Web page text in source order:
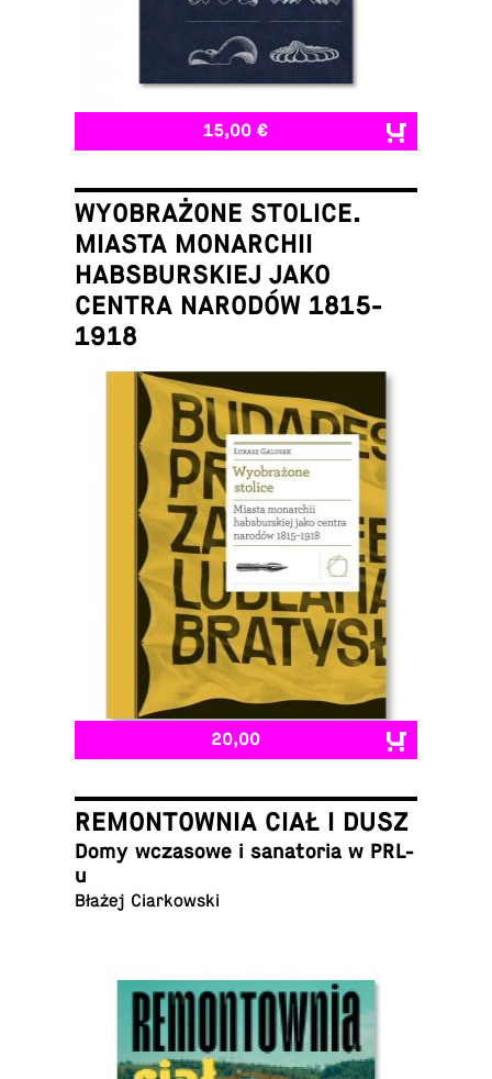
15,00 €
WYOBRAŻONE STOLICE.
MIASTA MONARCHII
HABSBURSKIEJ JAKO
CENTRA NARODÓW 1815-
1918
Łukasz Galusek
20,00
REMONTOWNIA CIAŁ I DUSZ
Domy wcza­sowe i sana­to­ria w PRL-
u
Błażej Ciarkowski